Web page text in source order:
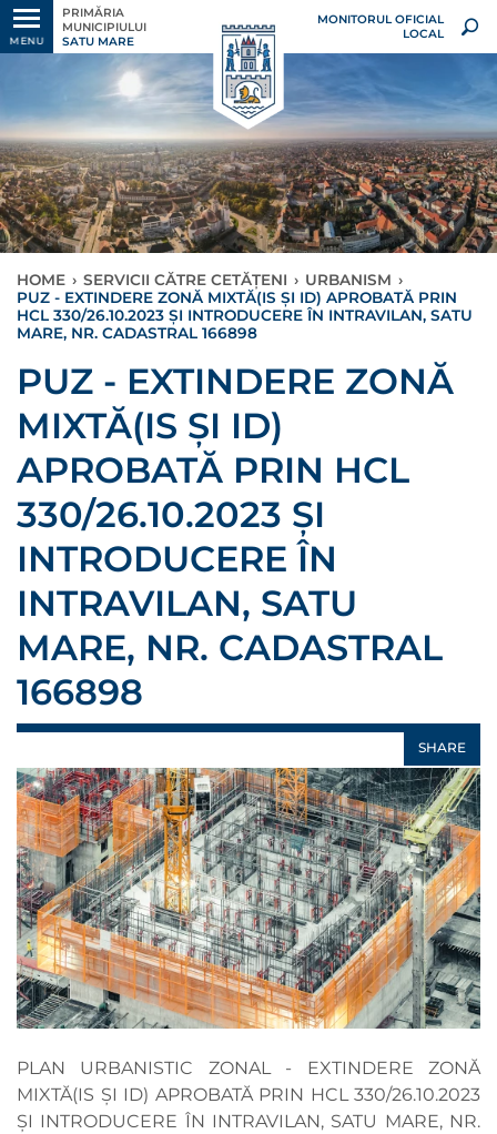
MENU
PRIMĂRIA
MUNICIPIULUI
SATU MARE
MONITORUL OFICIAL
LOCAL
HOME › SERVICII CĂTRE CETĂȚENI › URBANISM ›
PUZ - EXTINDERE ZONĂ MIXTĂ(IS ȘI ID) APROBATĂ PRIN
HCL 330/26.10.2023 ȘI INTRODUCERE ÎN INTRAVILAN, SATU
MARE, NR. CADASTRAL 166898
PUZ - EXTINDERE ZONĂ
MIXTĂ(IS ȘI ID)
APROBATĂ PRIN HCL
330/26.10.2023 ȘI
INTRODUCERE ÎN
INTRAVILAN, SATU
MARE, NR. CADASTRAL
166898
SHARE
PLAN URBANISTIC ZONAL - EXTINDERE ZONĂ
MIXTĂ(IS ȘI ID) APROBATĂ PRIN HCL 330/26.10.2023
ȘI INTRODUCERE ÎN INTRAVILAN, SATU MARE, NR.